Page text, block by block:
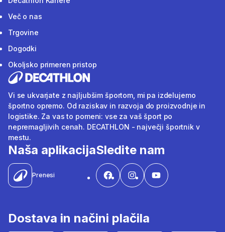
Več o nas
Trgovine
Dogodki
Okoljsko primeren pristop
Vi se ukvarjate z najljubšim športom, mi pa izdelujemo
športno opremo. Od raziskav in razvoja do proizvodnje in
logistike. Za vas to pomeni: vse za vaš šport po
nepremagljivih cenah. DECATHLON - največji športnik v
mestu.
Naša aplikacija
Prenesi
Sledite nam
Dostava in načini plačila